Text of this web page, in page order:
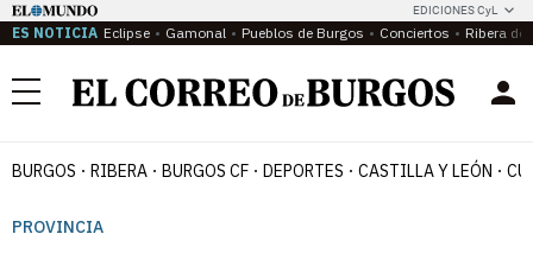
EDICIONES CyL
ES NOTICIA Eclipse Gamonal Pueblos de Burgos Conciertos Ribera del
Menú
BURGOS RIBERA BURGOS CF DEPORTES CASTILLA Y LEÓN
PROVINCIA